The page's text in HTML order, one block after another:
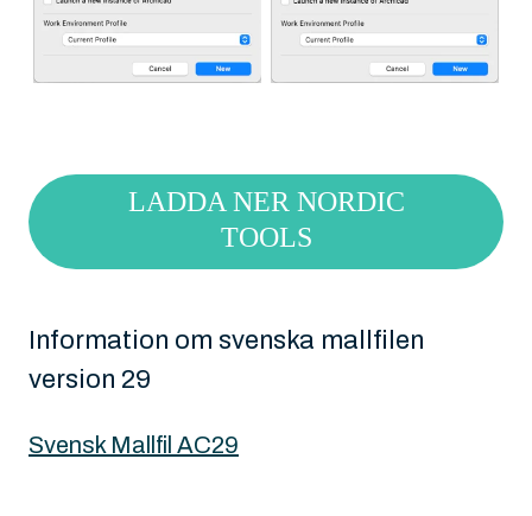
LADDA NER NORDIC
TOOLS
Information om svenska mallfilen
version 29
Svensk Mallfil AC29